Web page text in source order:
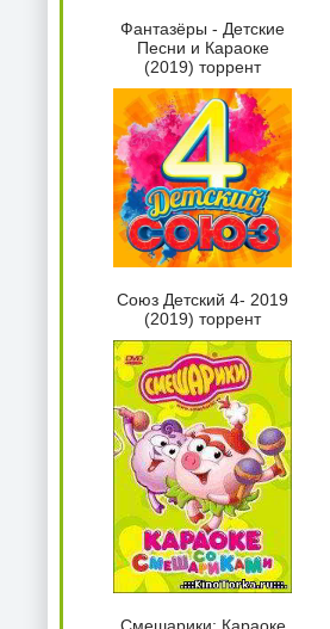
Фантазёры - Детские
Песни и Караоке
(2019) торрент
Союз Детский 4- 2019
(2019) торрент